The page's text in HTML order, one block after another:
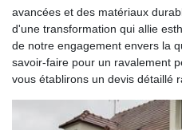
avancées et des matériaux
d'une transformation qui allie
de notre engagement envers la
savoir-faire pour un ravalement
vous établirons un devis détaillé